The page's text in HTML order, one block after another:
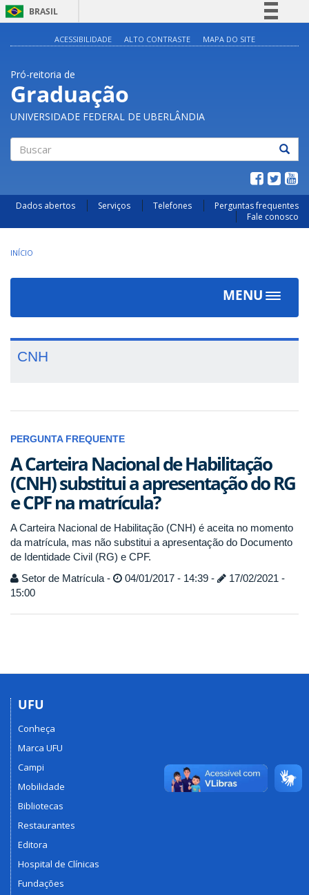
BRASIL
Legislação
Canais
ACESSIBILIDADE ALTO CONTRASTE MAPA DO SITE
Pró-reitoria de
Graduação
UNIVERSIDADE FEDERAL DE UBERLÂNDIA
Dados abertos Serviços Telefones
Perguntas frequentes
Fale conosco
INÍCIO
MENU
Toggle
CNH
PERGUNTA FREQUENTE
A Carteira Nacional de Habilitação
(CNH) substitui a apresentação do RG
e CPF na matrícula?
A Carteira Nacional de Habilitação (CNH) é aceita no momento
da matrícula, mas não substitui a apresentação do Documento
de Identidade Civil (RG) e CPF.
Setor de Matrícula -
04/01/2017 - 14:39 -
17/02/2021 -
15:00
UFU
Conheça
Marca UFU
Campi
Mobilidade
Bibliotecas
Restaurantes
Editora
Hospital de Clínicas
Fundações